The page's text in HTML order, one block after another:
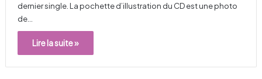
dernier single. La pochette d’illustration du CD est une photo
de…
Lire la suite »